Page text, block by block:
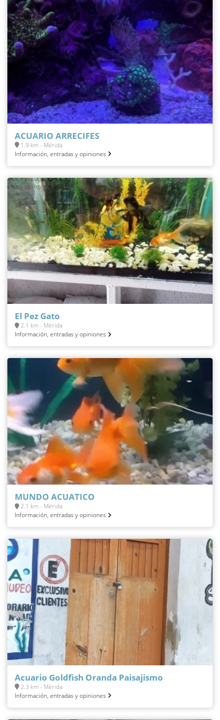
ACUARIO ARRECIFES
1.9 km - Mérida
Información, entradas y opiniones
El Pez Gato
2.1 km - Mérida
Información, entradas y opiniones
MUNDO ACUATICO
2.1 km - Mérida
Información, entradas y opiniones
Acuario Goldfish Oranda Paisajismo
2.3 km - Mérida
Información, entradas y opiniones